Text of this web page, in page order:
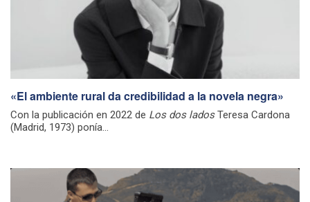
«El ambiente rural da credibilidad a la novela negra»
Con la publicación en 2022 de Los dos ladosTeresa Cardona
(Madrid, 1973) ponía...